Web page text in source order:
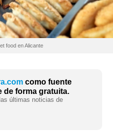
food en Alicante
como fuente
de forma gratuita.
últimas noticias de